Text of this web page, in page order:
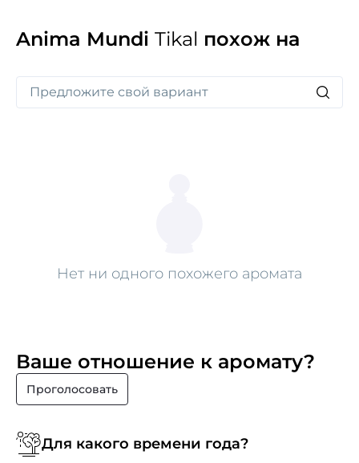
Anima Mundi Tikal похож на
Нет ни одного похожего аромата
Ваше отношение к аромату?
Проголосовать
Для какого времени года?